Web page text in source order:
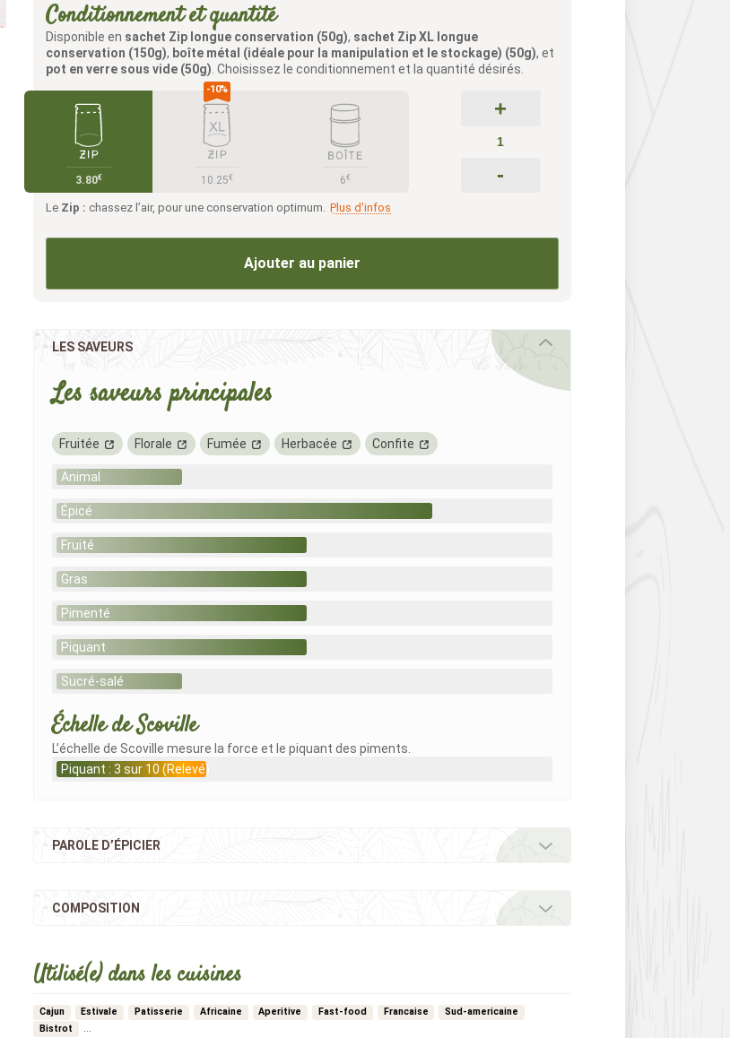
Conditionnement et quantité
Disponible en sachet Zip longue conservation (50g), sachet Zip XL longue
conservation (150g), boîte métal (idéale pour la manipulation et le stockage) (50g), et
pot en verre sous vide (50g). Choisissez le conditionnement et la quantité désirés.
3.80€
Le Zip : chassez l’air, pour une conservation optimum. Plus d'infos
10.25€ 6€
+
-
Ajouter au panier
LES SAVEURS
Les saveurs principales
Fruitée Florale Fumée Herbacée Confite
Animal
Épicé
Fruité
Gras
Pimenté
Piquant
Sucré-salé
Échelle de Scoville
L’échelle de Scoville mesure la force et le piquant des piments.
Piquant : 3 sur 10 (Relevé)
PAROLE D’ÉPICIER
COMPOSITION
Utilisé(e) dans les cuisines
Cajun Estivale Patisserie Africaine Aperitive Fast-food Francaise
Sud-americaine
Bistrot